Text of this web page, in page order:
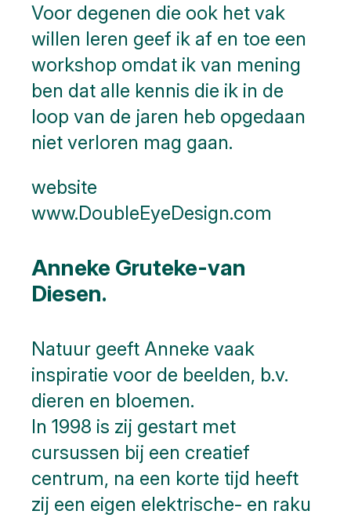
Voor degenen die ook het vak
willen leren geef ik af en toe een
workshop omdat ik van mening
ben dat alle kennis die ik in de
loop van de jaren heb opgedaan
niet verloren mag gaan.
website
www.DoubleEyeDesign.com
Anneke Gruteke-van
Diesen.
Natuur geeft Anneke vaak
inspiratie voor de beelden, b.v.
dieren en bloemen.
In 1998 is zij gestart met
cursussen bij een creatief
centrum, na een korte tijd heeft
zij een eigen elektrische- en raku